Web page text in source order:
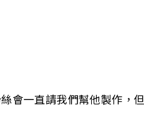
會一直請我們幫他製作，但